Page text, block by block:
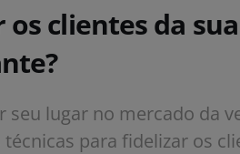
os clientes da
seu lugar no mercado da
para fidelizar os